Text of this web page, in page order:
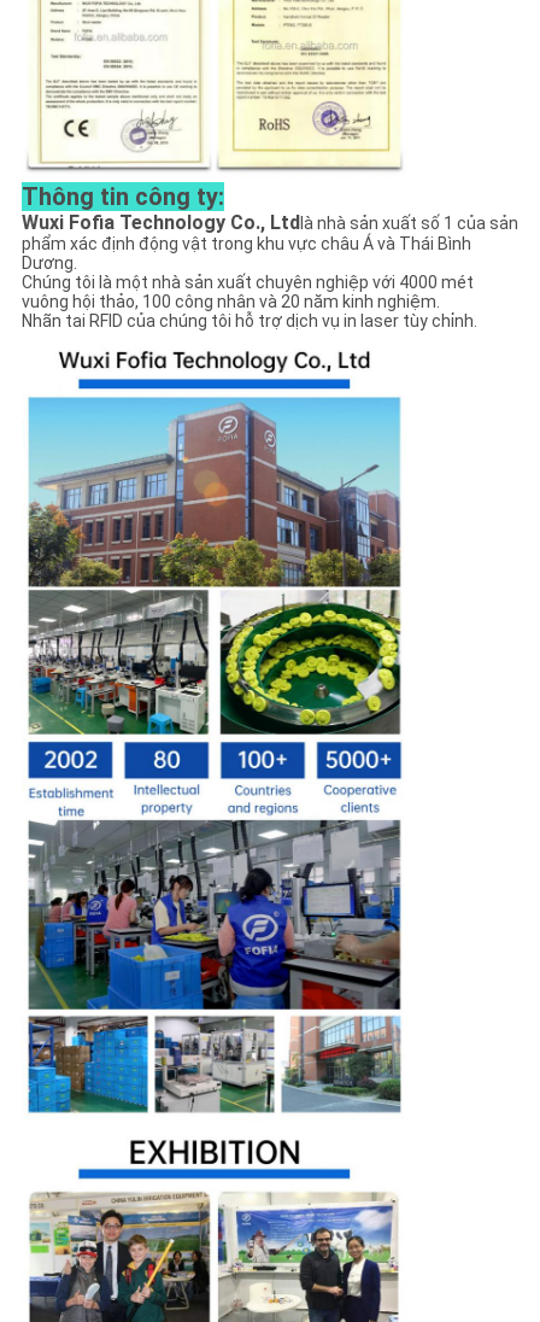
Thông tin công ty:
Wuxi Fofia Technology Co., Ltdlà nhà sản xuất số 1 của sản
phẩm xác định động vật trong khu vực châu Á và Thái Bình
Dương.
Chúng tôi là một nhà sản xuất chuyên nghiệp với 4000 mét
vuông hội thảo, 100 công nhân và 20 năm kinh nghiệm.
Nhãn tai RFID của chúng tôi hỗ trợ dịch vụ in laser tùy chỉnh.